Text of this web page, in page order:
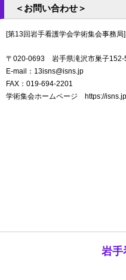
＜お問い合わせ＞
[第13回岩手看護学会学術集会事務局]
〒020-0693 岩手県滝沢市巣子
E-mail：13isns@isns.jp
FAX：019-694-2201
学術集会ホームページ https://
岩手